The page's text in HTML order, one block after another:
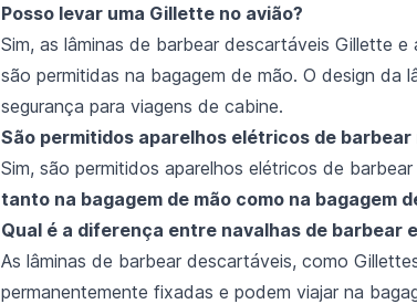
Posso levar uma Gillette no avião?
Sim, as lâminas de barbear descartáveis Gillette
são permitidas na bagagem de mão. O design da
segurança para viagens de cabine.
São permitidos aparelhos elétricos de barbear
Sim, são permitidos aparelhos elétricos de
tanto na bagagem de mão como na bagagem
Qual é a diferença entre navalhas de barbear
As lâminas de barbear descartáveis, como
permanentemente fixadas e podem viajar na